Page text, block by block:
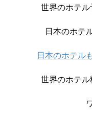
世界のホテル
日本のホテ
日本のホテル
世界のホテル